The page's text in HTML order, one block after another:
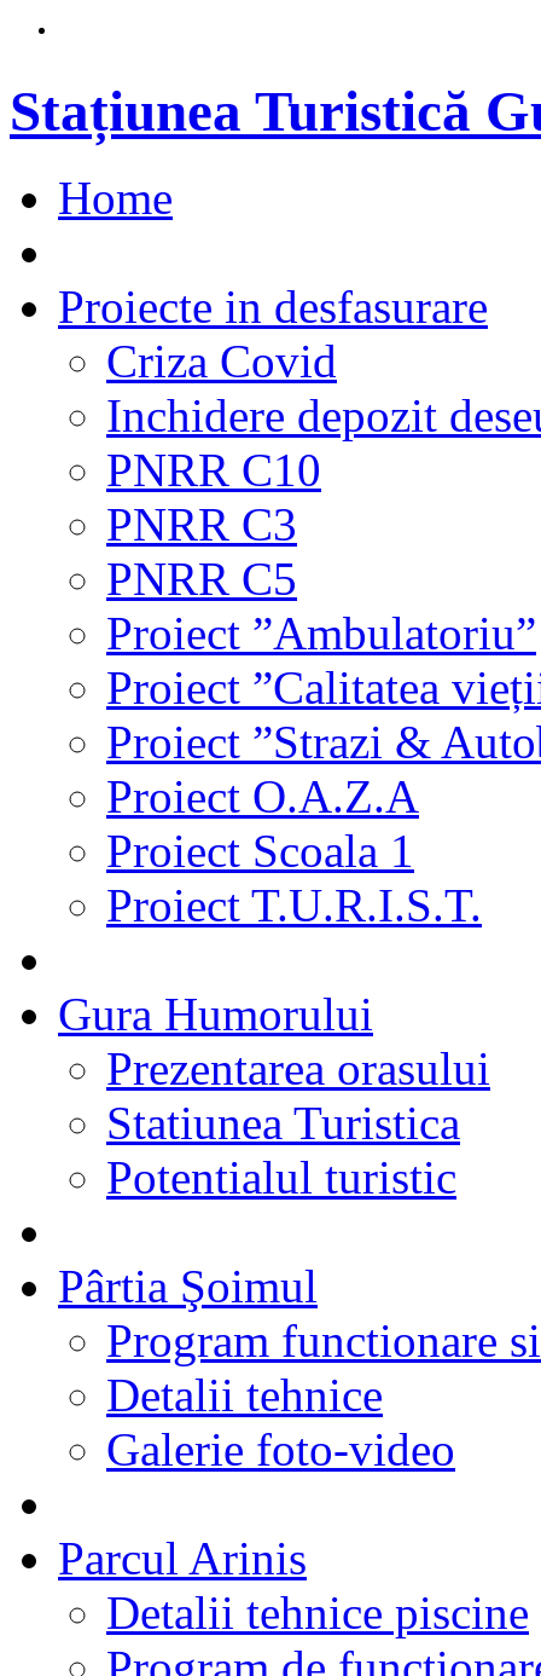
Stațiunea Turistică
Home
Proiecte in desfasurare
Criza Covid
Inchidere depozit
PNRR C10
PNRR C3
PNRR C5
Proiect ”Ambulatoriu”
Proiect ”Calitatea
Proiect ”Strazi &
Proiect O.A.Z.A
Proiect Scoala 1
Proiect T.U.R.I.S.T.
Gura Humorului
Prezentarea orasului
Statiunea Turistica
Potentialul turistic
Pârtia Şoimul
Program functionare
Detalii tehnice
Galerie foto-video
Parcul Arinis
Detalii tehnice piscine